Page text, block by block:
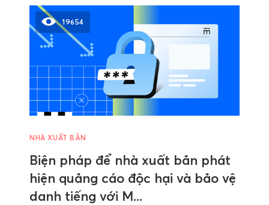
19654
NHÀ XUẤT BẢN
Biện pháp để nhà xuất bản phát
hiện quảng cáo độc hại và bảo vệ
danh tiếng với M...